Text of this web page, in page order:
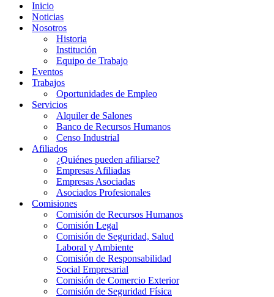
Inicio
Noticias
Nosotros
Historia
Institución
Equipo de Trabajo
Eventos
Trabajos
Oportunidades de Empleo
Servicios
Alquiler de Salones
Banco de Recursos Humanos
Censo Industrial
Afiliados
¿Quiénes pueden afiliarse?
Empresas Afiliadas
Empresas Asociadas
Asociados Profesionales
Comisiones
Comisión de Recursos Humanos
Comisión Legal
Comisión de Seguridad, Salud
Laboral y Ambiente
Comisión de Responsabilidad
Social Empresarial
Comisión de Comercio Exterior
Comisión de Seguridad Física